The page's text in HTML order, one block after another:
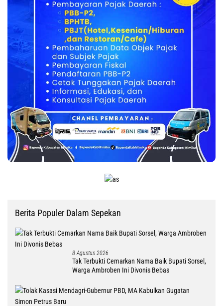
Berita Populer Dalam Sepekan
8 Agustus 2026
Tak Terbukti Cemarkan Nama Baik Bupati Sorsel,
Warga Ambroben Ini Divonis Bebas